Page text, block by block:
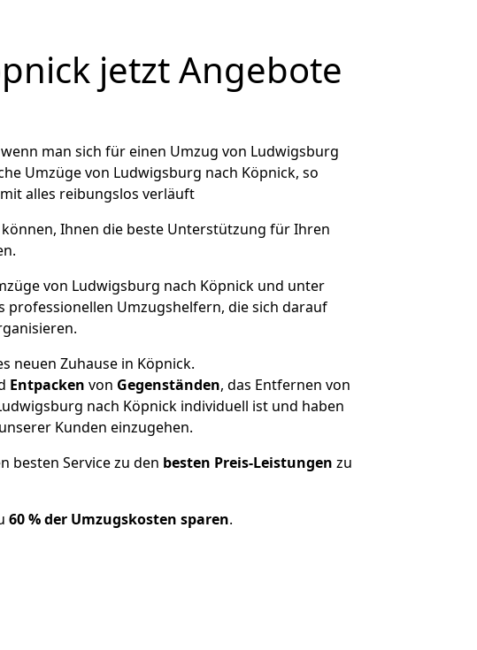
jetzt Angebote
man sich für einen Umzug von Ludwigsburg
Umzüge von Ludwigsburg nach Köpnick, so
alles reibungslos verläuft
Ihnen die beste Unterstützung für Ihren
von Ludwigsburg nach Köpnick und unter
professionellen Umzugshelfern, die sich darauf
neuen Zuhause in Köpnick.
Entpacken von Gegenständen, das Entfernen von
nach Köpnick individuell ist und haben
Kunden einzugehen.
besten Service zu den besten Preis-Leistungen zu
60 % der Umzugskosten sparen.